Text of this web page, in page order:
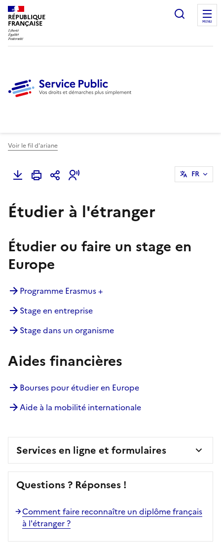
RÉPUBLIQUE
FRANÇAISE
Ouvrir
MENU
Voir le fil d'ariane
FR
Étudier à l'étranger
Étudier ou faire un stage en
Europe
Programme Erasmus +
Stage en entreprise
Stage dans un organisme
Aides financières
Bourses pour étudier en Europe
Aide à la mobilité internationale
Services en ligne et formulaires
Questions ? Réponses !
Comment faire reconnaître un diplôme français
à l'étranger ?